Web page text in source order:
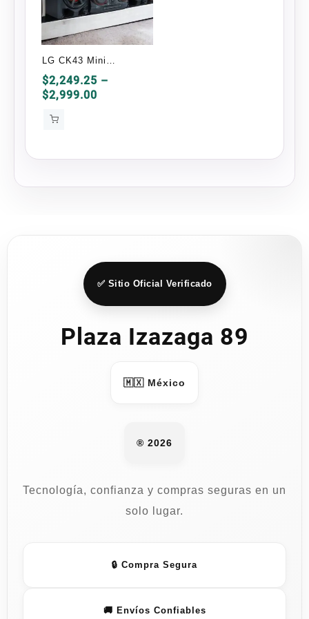
LG CK43 Mini
Componente Bluetooth
300W RMS, USB 2.0,
Negro
$2,249.25 –
$2,999.00
✅ Sitio Oficial Verificado
Plaza Izazaga 89
🇲🇽 México
® 2026
Tecnología, confianza y compras seguras en un
solo lugar.
🔒 Compra Segura
🚚 Envíos Confiables